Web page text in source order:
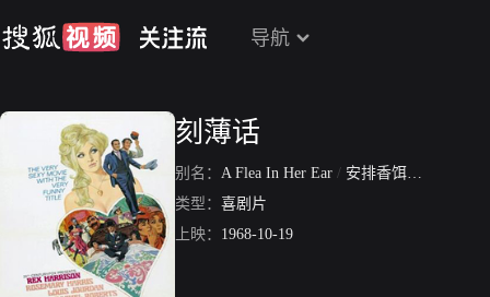
导航
刻薄话
别名： A Flea In Her Ear / 安排香饵钓含鳌
类型： 喜剧片
上映： 1968-10-19